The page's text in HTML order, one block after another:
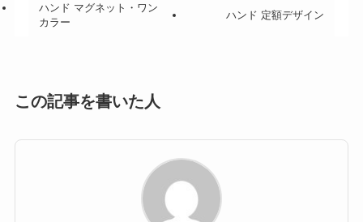
ハンド マグネット・ワン
カラー
ハンド 定額デザイン
この記事を書いた人